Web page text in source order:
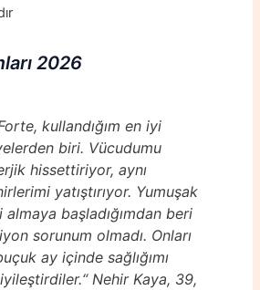
2026
kullandığım en iyi
biri. Vücudumu
hissettiriyor, aynı
yatıştırıyor. Yumuşak
başladığımdan beri
sorunum olmadı. Onları
ay içinde sağlığımı
Nehir Kaya, 39,